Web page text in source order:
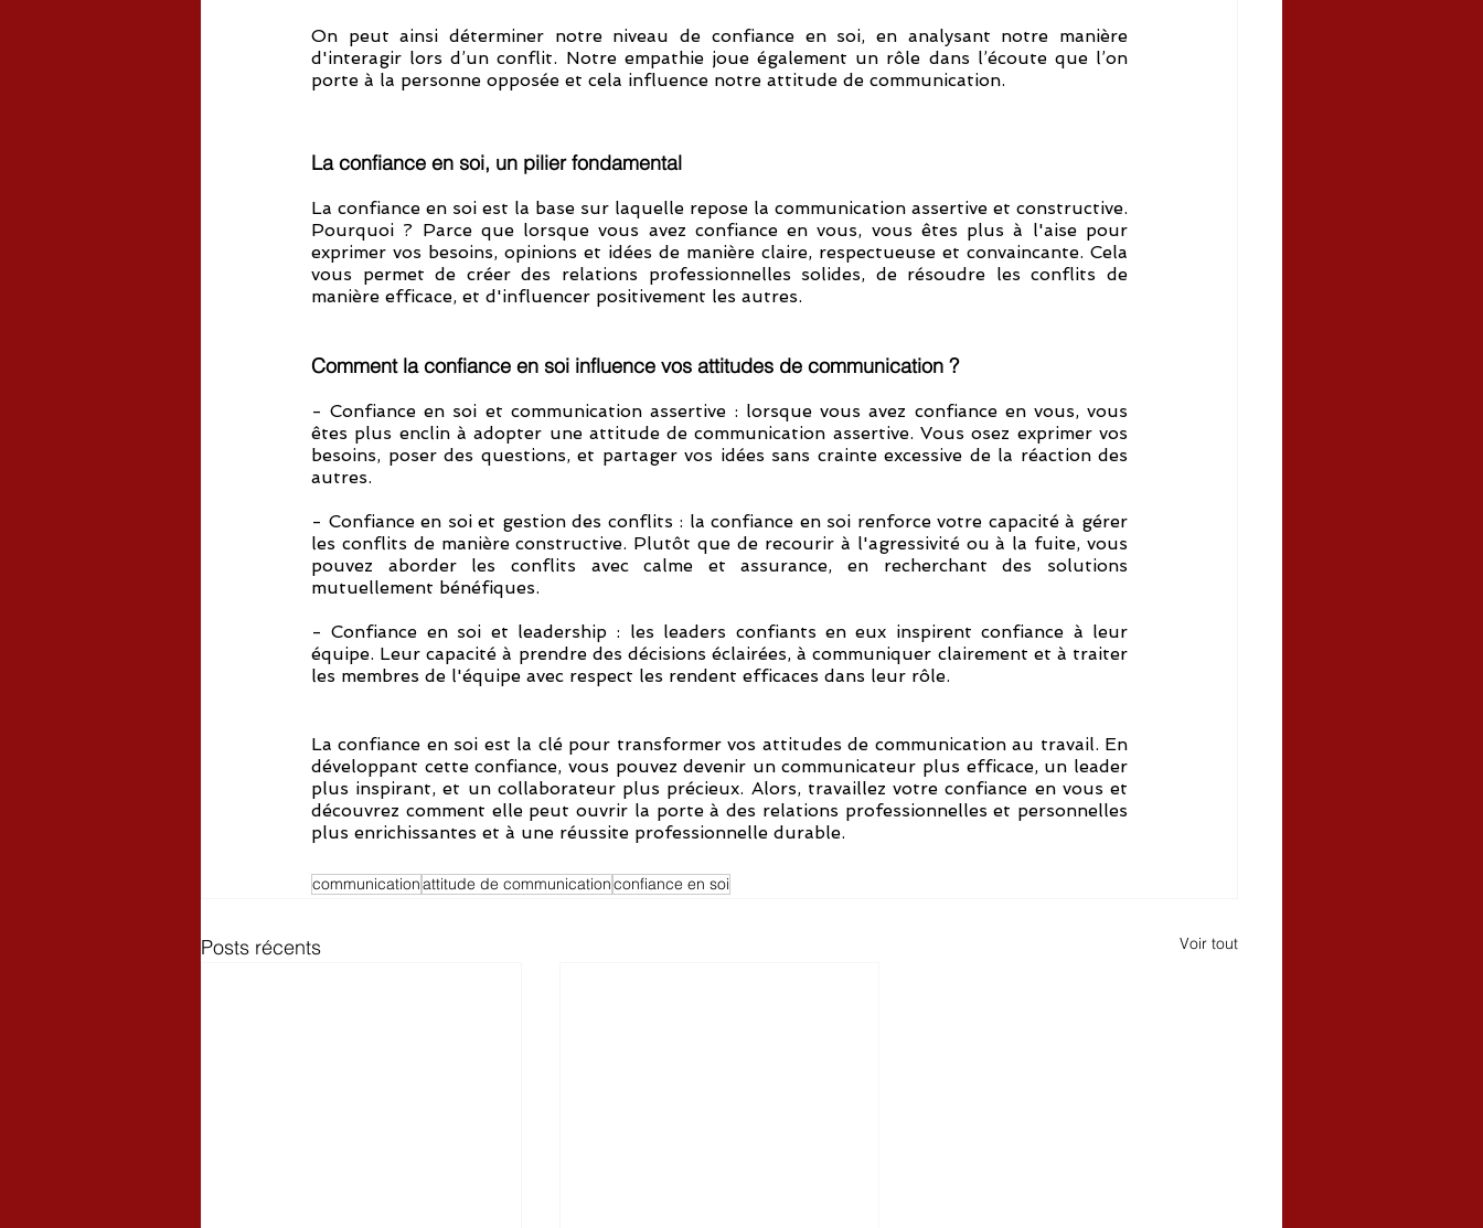
On peut ainsi déterminer notre niveau de confiance en soi, en analysant notre manière
d'interagir lors d’un conflit. Notre empathie joue également un rôle dans l’écoute que l’on
porte à la personne opposée et cela influence notre attitude de communication.
La confiance en soi, un pilier fondamental
Pourquoi ? Parce que lorsque vous avez confiance en vous, vous êtes plus à l'aise pour
exprimer vos besoins, opinions et idées de manière claire, respectueuse et convaincante. Cela
vous permet de créer des relations professionnelles solides, de résoudre les conflits de
manière efficace, et d'influencer positivement les autres.
Comment la confiance en soi influence vos attitudes de communication ?
- Confiance en soi et communication assertive : lorsque vous avez confiance en vous, vous
êtes plus enclin à adopter une attitude de communication assertive. Vous osez exprimer vos
besoins, poser des questions, et partager vos idées sans crainte excessive de la réaction des
autres.
- Confiance en soi et gestion des conflits : la confiance en soi renforce votre capacité à gérer
les conflits de manière constructive. Plutôt que de recourir à l'agressivité ou à la fuite, vous
pouvez aborder les conflits avec calme et assurance, en recherchant des solutions
mutuellement bénéfiques.
- Confiance en soi et leadership : les leaders confiants en eux inspirent confiance à leur
équipe. Leur capacité à prendre des décisions éclairées, à communiquer clairement et à traiter
les membres de l'équipe avec respect les rendent efficaces dans leur rôle.
La confiance en soi est la clé pour transformer vos attitudes de communication au travail. En
développant cette confiance, vous pouvez devenir un communicateur plus efficace, un leader
plus inspirant, et un collaborateur plus précieux. Alors, travaillez votre confiance en vous et
découvrez comment elle peut ouvrir la porte à des relations professionnelles et personnelles
plus enrichissantes et à une réussite professionnelle durable.
communicationattitude de communicationconfiance en soi
Posts récents Voir tout